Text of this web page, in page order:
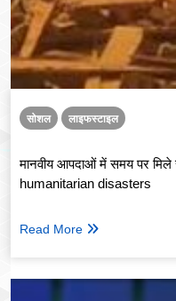
सोशल लाइफस्टाइल
मानवीय आपदाओं में समय पर
humanitarian disasters
Read More